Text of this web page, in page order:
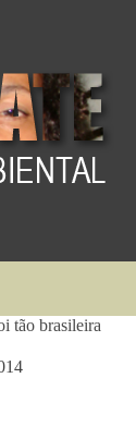
tão brasileira